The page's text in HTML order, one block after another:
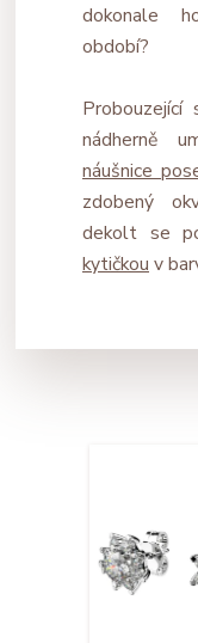
dokonale
období?
nádherně
náušnice
zdobený
dekolt se
kytičkouv